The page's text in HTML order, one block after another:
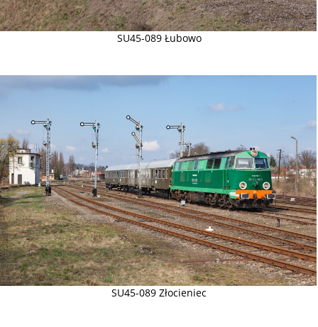
SU45-089 Łubowo
SU45-089 Złocieniec